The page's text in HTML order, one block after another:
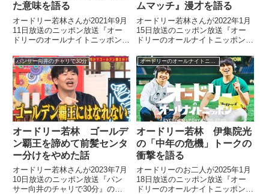
た意味を語る
オードリー若林さんが2021年9月
11日放送のニッポン放送『オー
ドリーのオールナイトニッポン』
ッポン』での星野源さんとの共演
を振り返り。『Pop Virus』ラッ
プコラボや星野源さんからもらっ
た花束に込められた意味などにつ
いて話していました。
ムマッチ』漫才を語る
オードリー若林さんが2022年1月
15日放送のニッポン放送『オー
ドリーのオールナイトニッポン』
『ドリームマッチ』漫才を振り返
り。さらにオードリー漫才の到達
点、イタコネタについても話して
いました。
パンサー向井のチャリで30分
オードリー若林 ゴールデ
ン覇王を諦めて前髪センタ
ー分けをやめた話
オードリー若林さんが2023年7月
10日放送のニッポン放送『パン
サー向井のチャリで30分』の中
オードリーのオールナイトニッポン
オードリー若林 伊集院光
の「中年の危機」トークの
衝撃を語る
オードリーのお二人が2025年1月
18日放送のニッポン放送『オー
ドリーのオールナイトニッポン』